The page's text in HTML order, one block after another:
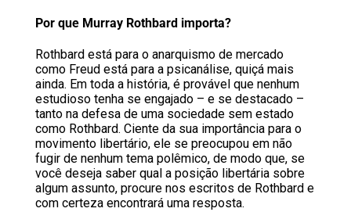
Por que Murray Rothbard importa?
Rothbard está para o anarquismo de mercado
como Freud está para a psicanálise, quiçá mais
ainda. Em toda a história, é provável que nenhum
estudioso tenha se engajado – e se destacado –
tanto na defesa de uma sociedade sem estado
como Rothbard. Ciente da sua importância para o
movimento libertário, ele se preocupou em não
fugir de nenhum tema polêmico, de modo que, se
você deseja saber qual a posição libertária sobre
algum assunto, procure nos escritos de Rothbard e
com certeza encontrará uma resposta.